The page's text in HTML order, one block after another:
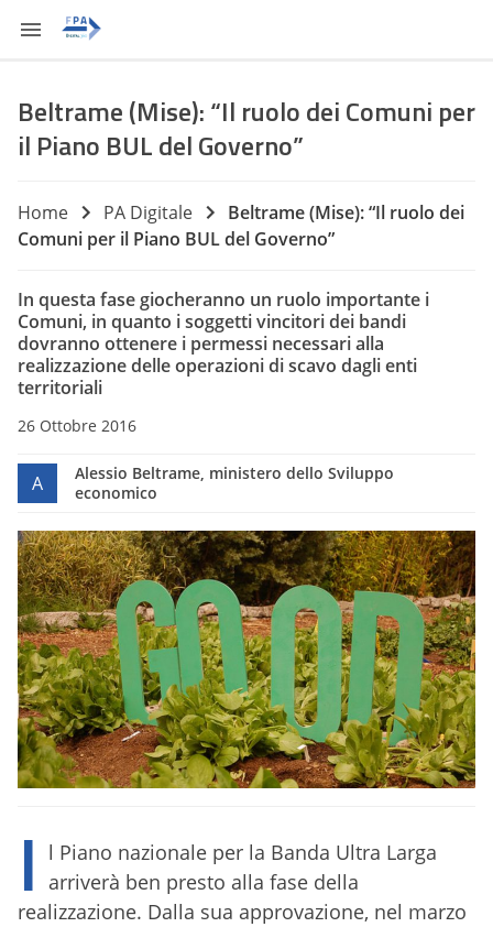
Beltrame (Mise): “Il ruolo dei Comuni per
il Piano BUL del Governo”
Home PA Digitale
Beltrame (Mise): “Il ruolo dei
Comuni per il Piano BUL del Governo”
In questa fase giocheranno un ruolo importante i
Comuni, in quanto i soggetti vincitori dei bandi
dovranno ottenere i permessi necessari alla
realizzazione delle operazioni di scavo dagli enti
territoriali
26 Ottobre 2016
A
Alessio Beltrame, ministero dello Sviluppo
economico
I
l Piano nazionale per la Banda Ultra Larga
arriverà ben presto alla fase della
realizzazione. Dalla sua approvazione, nel marzo